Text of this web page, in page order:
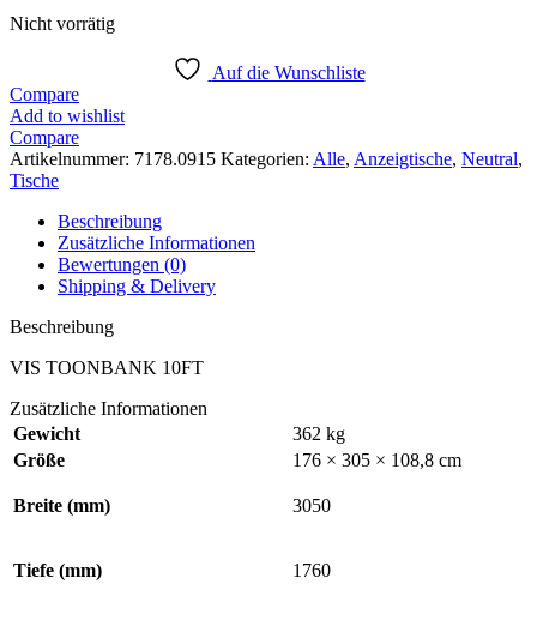
Nicht vorrätig
Auf die Wunschliste
Compare
Add to wishlist
Compare
Artikelnummer: 7178.0915 Kategorien: Alle, Anzeigtische, Neutral,
Tische
Beschreibung
Zusätzliche Informationen
Bewertungen (0)
Shipping & Delivery
Beschreibung
VIS TOONBANK 10FT
Zusätzliche Informationen
Gewicht
362 kg
Größe
176 × 305 × 108,8 cm
Breite (mm) 3050
Tiefe (mm) 1760